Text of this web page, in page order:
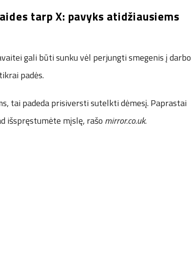
tarp X: pavyks atidžiausiems
gali būti sunku vėl perjungti smegenis į darbo
padės.
tai padeda prisiversti sutelkti dėmesį. Paprastai
išspręstumėte mįslę, rašo mirror.co.uk.